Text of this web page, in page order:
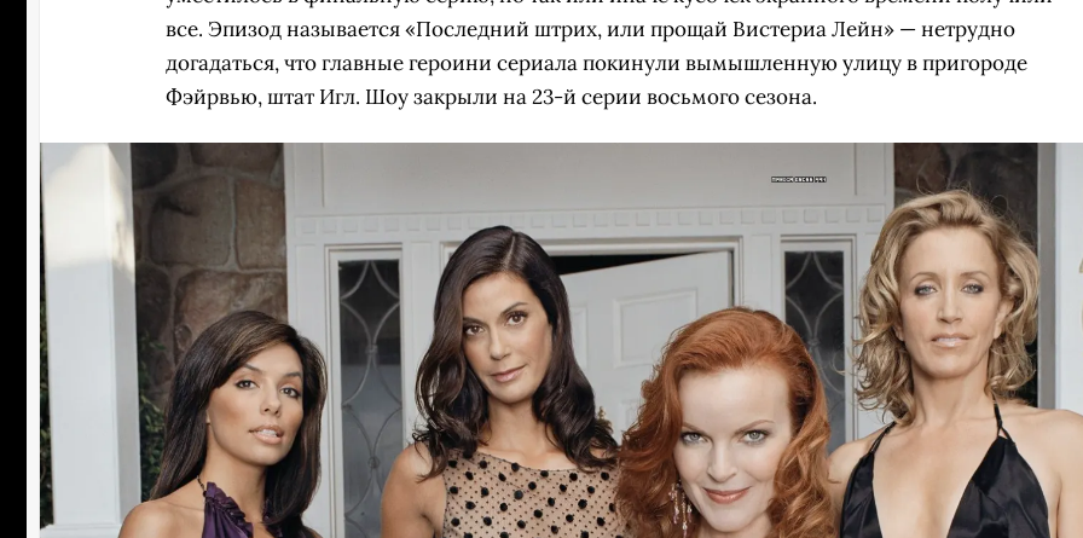
все. Эпизод называется «Последний штрих, или прощай Вистериа Лейн» — нетрудно
догадаться, что главные героини сериала покинули вымышленную улицу в пригороде
Фэйрвью, штат Игл. Шоу закрыли на 23-й серии восьмого сезона.